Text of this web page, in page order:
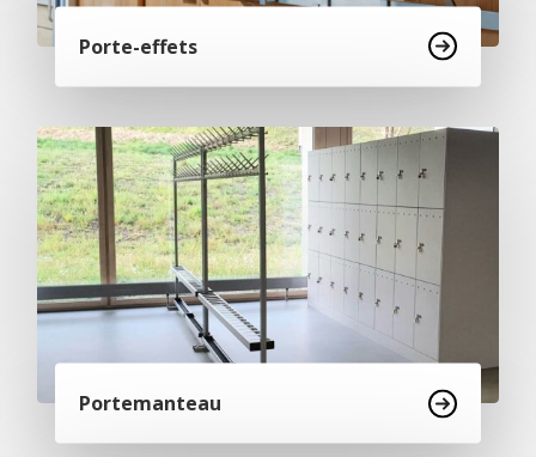
Porte-effets
Portemanteau